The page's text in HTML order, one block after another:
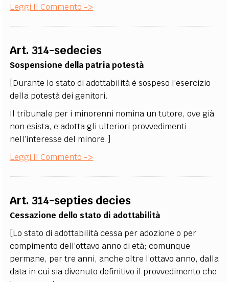
Leggi Il Commento ->
Art. 314-sedecies
Sospensione della patria potestà
[Durante lo stato di adottabilità è sospeso l’esercizio
della potestà dei genitori.
Il tribunale per i minorenni nomina un tutore, ove già
non esista, e adotta gli ulteriori provvedimenti
nell’interesse del minore.]
Leggi Il Commento ->
Art. 314-septies decies
Cessazione dello stato di adottabilità
[Lo stato di adottabilità cessa per adozione o per
compimento dell’ottavo anno di età; comunque
permane, per tre anni, anche oltre l’ottavo anno, dalla
data in cui sia divenuto definitivo il provvedimento che